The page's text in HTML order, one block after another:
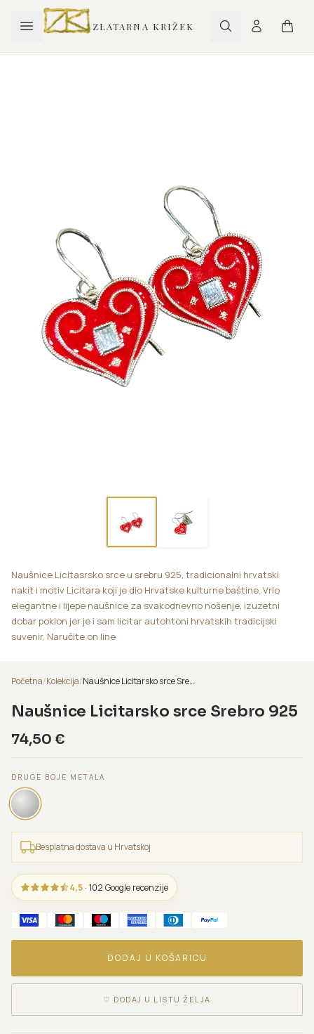
ZLATARNA KRIŽEK
Naušnice Licitasrsko srce u srebru 925, tradicionalni hrvatski
nakit i motiv Licitara koji je dio Hrvatske kulturne baštine. Vrlo
elegantne i lijepe naušnice za svakodnevno nošenje, izuzetni
dobar poklon jer je i sam licitar autohtoni hrvatskih tradicijski
suvenir. Naručite on line
Početna/Kolekcija/ Naušnice Licitarsko srce Srebro 925
Naušnice Licitarsko srce Srebro 925
74,50 €
DRUGE BOJE METALA
Besplatna dostava u Hrvatskoj
4,5 · 102 Google recenzije
DODAJ U KOŠARICU
♡ DODAJ U LISTU ŽELJA